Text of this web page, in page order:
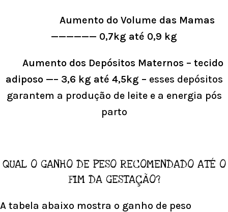
Aumento do Volume das Mamas
—————— 0,7kg até 0,9 kg
Aumento dos Depósitos Maternos – tecido
adiposo —– 3,6 kg até 4,5kg – esses depósitos
garantem a produção de leite e a energia pós
parto
QUAL O GANHO DE PESO RECOMENDADO ATÉ O
FIM DA GESTAÇÃO?
A tabela abaixo mostra o ganho de peso